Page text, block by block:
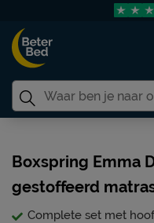
Boxspring Emma
gestoffeerd
Complete set met